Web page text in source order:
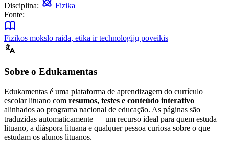
Disciplina:
Fizika
Fonte:
Fizikos mokslo raida, etika ir technologijų poveikis
Sobre o Edukamentas
Edukamentas é uma plataforma de aprendizagem do currículo
escolar lituano com resumos, testes e conteúdo interativo
alinhados ao programa nacional de educação. As páginas são
traduzidas automaticamente — um recurso ideal para quem estuda
lituano, a diáspora lituana e qualquer pessoa curiosa sobre o que
estudam os alunos lituanos.